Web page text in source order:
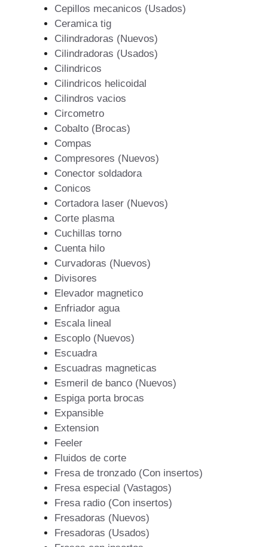
Cepillos mecanicos (Usados)
Ceramica tig
Cilindradoras (Nuevos)
Cilindradoras (Usados)
Cilindricos
Cilindricos helicoidal
Cilindros vacios
Circometro
Cobalto (Brocas)
Compas
Compresores (Nuevos)
Conector soldadora
Conicos
Cortadora laser (Nuevos)
Corte plasma
Cuchillas torno
Cuenta hilo
Curvadoras (Nuevos)
Divisores
Elevador magnetico
Enfriador agua
Escala lineal
Escoplo (Nuevos)
Escuadra
Escuadras magneticas
Esmeril de banco (Nuevos)
Espiga porta brocas
Expansible
Extension
Feeler
Fluidos de corte
Fresa de tronzado (Con insertos)
Fresa especial (Vastagos)
Fresa radio (Con insertos)
Fresadoras (Nuevos)
Fresadoras (Usados)